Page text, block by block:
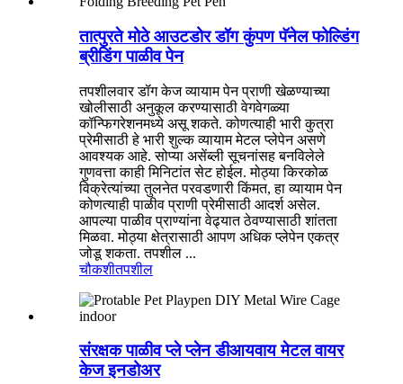
तात्पुरते मोठे आउटडोर डॉग कुंपण पॅनेल फोल्डिंग
ब्रीडिंग पाळीव पेन
तपशीलवार डॉग केज व्यायाम पेन प्राणी खेळण्याच्या
खोलीसाठी अनुकूल करण्यासाठी वेगवेगळ्या
कॉन्फिगरेशनमध्ये असू शकते. कोणत्याही भारी कुत्रा
प्रेमीसाठी हे भारी शुल्क व्यायाम मेटल प्लेपेन असणे
आवश्यक आहे. सोप्या असेंब्ली सूचनांसह बनविलेले
गुणवत्ता काही मिनिटांत सेट होईल. मोठ्या किरकोळ
विक्रेत्यांच्या तुलनेत परवडणारी किंमत, हा व्यायाम पेन
कोणत्याही पाळीव प्राणी प्रेमीसाठी आदर्श असेल.
आपल्या पाळीव प्राण्यांना वेढ्यात ठेवण्यासाठी शांतता
मिळवा. मोठ्या क्षेत्रासाठी आपण अधिक प्लेपेन एकत्र
जोडू शकता. तपशील ...
चौकशीतपशील
संरक्षक पाळीव प्ले प्लेन डीआयवाय मेटल वायर
केज इनडोअर